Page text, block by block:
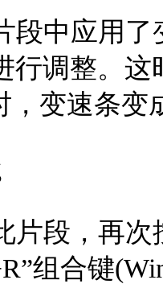
段中应用
行调整。
，变速条
片段，再次
组合键